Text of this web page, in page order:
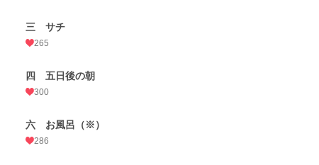
三 サチ
265
四 五日後の朝
300
六 お風呂（※）
286